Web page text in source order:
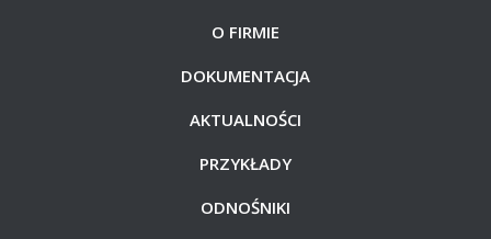
O FIRMIE
DOKUMENTACJA
AKTUALNOŚCI
PRZYKŁADY
ODNOŚNIKI